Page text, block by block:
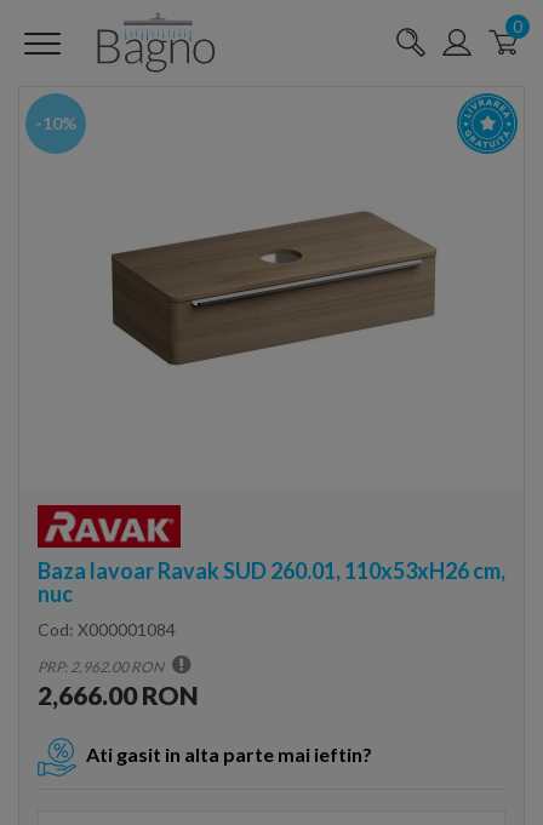
0
-10%
Baza lavoar Ravak SUD 260.01, 110x53xH26 cm,
nuc
Cod: X000001084
PRP: 2,962.00 RON
2,666.00 RON
Ati gasit in alta parte mai ieftin?